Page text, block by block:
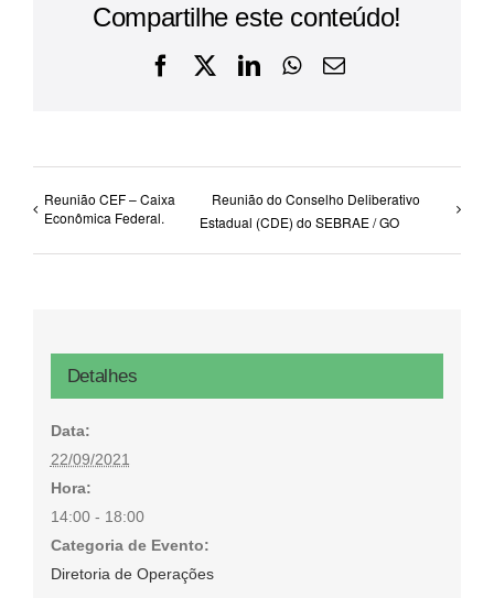
Compartilhe este conteúdo!
Facebook
X LinkedInWhatsApp
E-
Reunião CEF – Caixa
Econômica Federal.
Reunião do Conselho Deliberativo
Estadual (CDE) do SEBRAE / GO
Detalhes
Data:
22/09/2021
Hora:
14:00 - 18:00
Categoria de Evento:
Diretoria de Operações